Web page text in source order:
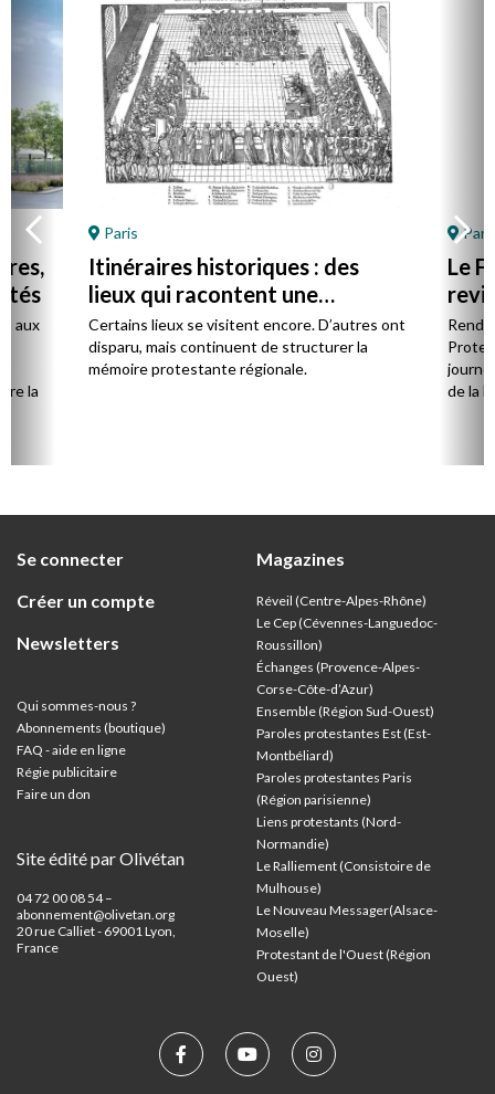
aux
la
Paris
Itinéraires historiques : des
lieux qui racontent une
présence
Certains lieux se visitent encore. D’autres ont
disparu, mais continuent de structurer la
mémoire protestante régionale.
Le
de la
Se connecter
Créer un compte
Newsletters
Qui sommes-nous ?
Abonnements (boutique)
FAQ - aide en ligne
Régie publicitaire
Faire un don
Site édité par Olivétan
04 72 00 08 54 –
abonnement@olivetan.org
20 rue Calliet - 69001 Lyon,
France
Magazines
Réveil (Centre-Alpes-Rhône)
Le Cep (Cévennes-Languedoc-
Roussillon)
Échanges (Provence-Alpes-
Corse-Côte-d’Azur)
Ensemble (Région Sud-Ouest)
Paroles protestantes Est (Est-
Montbéliard)
Paroles protestantes Paris
(Région parisienne)
Liens protestants (Nord-
Normandie)
Le Ralliement (Consistoire de
Mulhouse)
Le Nouveau Messager(Alsace-
Moselle)
Protestant de l'Ouest (Région
Ouest)